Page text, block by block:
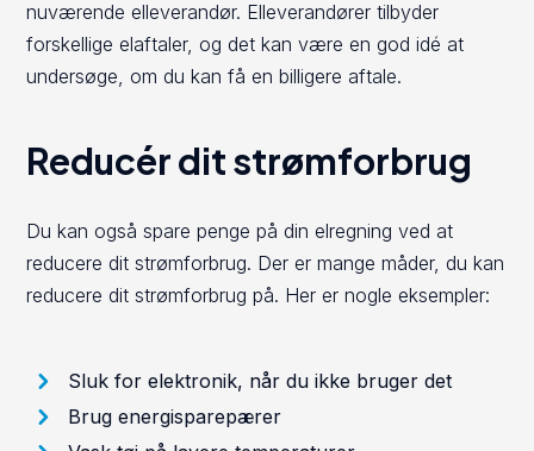
nuværende elleverandør. Elleverandører tilbyder
forskellige elaftaler, og det kan være en god idé at
undersøge, om du kan få en billigere aftale.
Reducér dit strømforbrug
Du kan også spare penge på din elregning ved at
reducere dit strømforbrug. Der er mange måder, du kan
reducere dit strømforbrug på. Her er nogle eksempler:
Sluk for elektronik, når du ikke bruger det
Brug energisparepærer